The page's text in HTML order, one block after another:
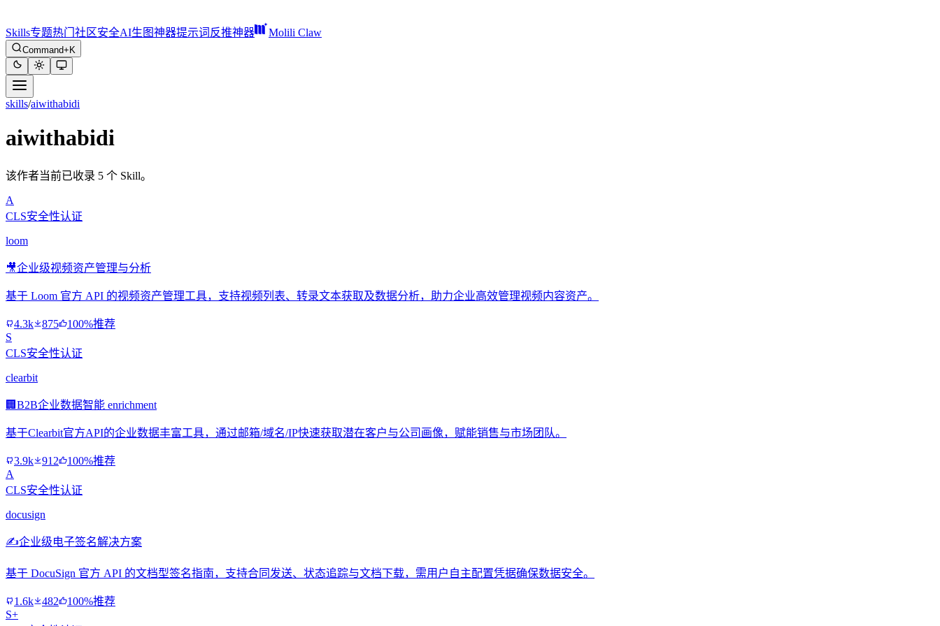
Skills专题热门 社区安全AI生图神器提示词反推神器 Molili Claw
Command+K
skills/aiwithabidi
aiwithabidi
该作者当前已收录 5 个 Skill。
A
CLS安全性认证
loom
🎥企业级视频资产管理与分析
基于 Loom 官方 API 的视频资产管理工具，支持视频列表、转录文本获取及数据分析，助力企业高效管理视频内容资产。
4.3k 875
100%推荐
S
CLS安全性认证
clearbit
🏢 B2B企业数据智能 enrichment
基于Clearbit官方API的企业数据丰富工具，通过邮箱/域名/IP快速获取潜在客户与公司画像，赋能销售与市场团队。
3.9k 912
100%推荐
A
CLS安全性认证
docusign
✍️企业级电子签名解决方案
基于 DocuSign 官方 API 的文档型签名指南，支持合同发送、状态追踪与文档下载，需用户自主配置凭据确保数据安全。
1.6k 482
100%推荐
S+